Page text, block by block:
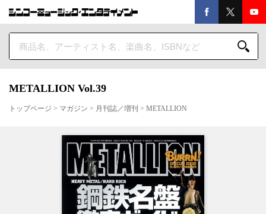
METALLION Vol.39
トップページ > マガジン > 月刊誌／増刊 > METALLION